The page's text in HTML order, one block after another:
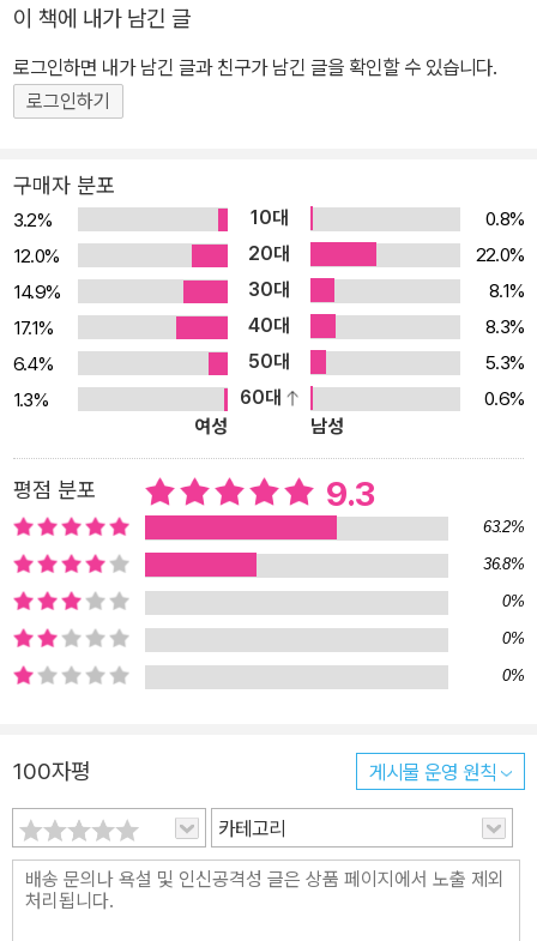
키상 수상 이후의 첫 작품인 『붉은 손가락』(2006)에서 사회파 미스
터리의 대가로 불리는 히가시노 문학이 정점에 이르렀음을 느낄 수
있다. 이번에 현대문학에서 새롭게 선보인 <가가 형사 시리즈> 개정
년 전 자신의 번역을 대대적으로 수정, 보완했는데, 시대의 흐름에 따
라 바뀐 한글어문규정을 적용하고 기존 판본의 크고 작은 오류를 바
로잡은 것은 물론, 권별로 문장 전체를 3,000군데 이상 다듬어 읽는
맛을 온전히 느낄 수 있도록 했다. 아울러 각 권에 대한 기발한 해석이
빛나는 그림작가 최환욱의 표지화로 시리즈로서의 통일성을 더하여
소장 가치를 높였다. 그의 미스터리에는 평범한 삶 속의 뒤틀림을 아
프게 바라보는 공감이 있고, 명랑하지만 섣부르지 않은 희망이 있
다. 잔혹함에의 호기심이나 배배 꼬인 내성적 기척은 과감히 생략하
한 상상력이 세계 독자들의 사랑을 받는 이유일 것이다. 내가 했던 번
역 문장을 한 줄 한 줄 수정하면서 말은 시간과 함께 거듭 태어난다는
것을 실감했다. 가가 형사 이야기는 이번 개정판으로 신기하게도 바
로 오늘을 사는 소설로 부활했다. 한달음에 세월을 건너뛰는 기적, 히
가시노 게이고였기 때문에, 그리고 우리 독자에게 성큼 옮겨온 책이
었기 때문에 가능한 일이었다. 옮긴이 양윤옥, <가가 형사 시리즈>
미스터리 『악의』 인간의 마음속 어두운 이면을 파헤치는 히가시노 게
이고 문학의 최고봉 『둘 중 누군가 그녀를 죽였다』 순수 추리의 정점
을 추구한 히가시노 게이고 궁극의 본격 미스터리 『내가 그를 죽였
다』 히가시노 게이고와 독자의 한판 추리 대결 『거짓말, 딱 한 개만
더』 현대 사회의 병폐를 날카롭게 파고드는 작가, 히가시노 게이고 문
이 책에 내가 남긴 글
로그인하면 내가 남긴 글과 친구가 남긴 글을 확인할 수 있습니다.
로그인하기
구매자 분포
3.2% 10대
0.8%
12.0%
20대
22.0%
14.9%
30대
8.1%
17.1%
40대
8.3%
6.4%
50대
5.3%
1.3%
60대
0.6%
여성
남성
평점 분포 9.3
63.2%
36.8%
0%
0%
0%
100자평 게시물 운영 원칙
카테고리